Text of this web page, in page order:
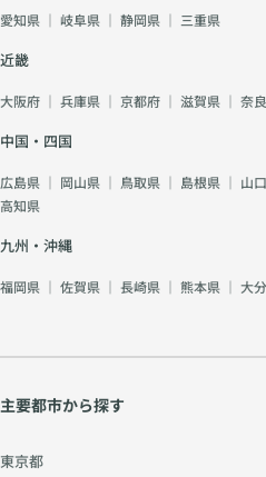
愛知県 ｜ 岐阜県 ｜ 静岡県 ｜ 三重県
近畿
大阪府 ｜ 兵庫県 ｜ 京都府 ｜ 滋賀県 ｜ 奈
中国・四国
広島県 ｜ 岡山県 ｜ 鳥取県 ｜ 島根県 ｜ 山
高知県
九州・沖縄
福岡県 ｜ 佐賀県 ｜ 長崎県 ｜ 熊本県 ｜ 大
主要都市から探す
東京都